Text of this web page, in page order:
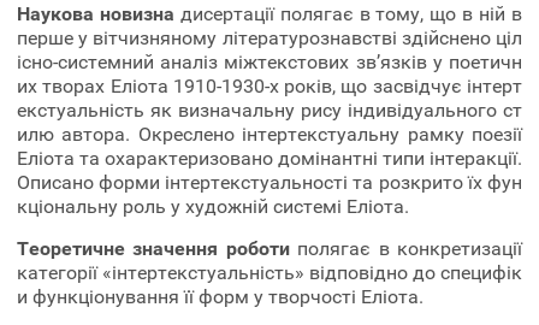
Наукова новизна дисертації полягає в тому, що в ній в
перше у вітчизняному літературознавстві здійснено ціл
існо-системний аналіз міжтекстових зв’язків у поетичн
их творах Еліота 1910-1930-х років, що засвідчує інтерт
екстуальність як визначальну рису індивідуального ст
илю автора. Окреслено інтертекстуальну рамку поезії
Еліота та охарактеризовано домінантні типи інтеракції.
Описано форми інтертекстуальності та розкрито їх фун
кціональну роль у художній системі Еліота.
Теоретичне значення роботи полягає в конкретизації
категорії «інтертекстуальність» відповідно до специфік
и функціонування її форм у творчості Еліота.